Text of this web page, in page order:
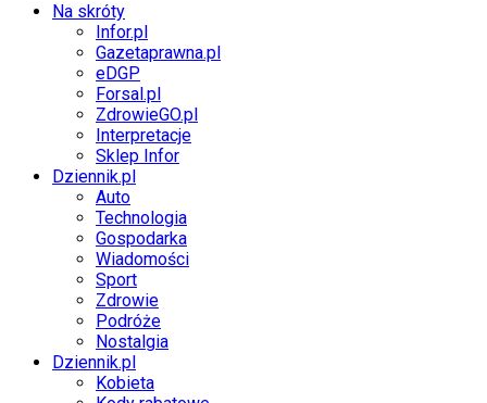
Na skróty
Infor.pl
Gazetaprawna.pl
eDGP
Forsal.pl
ZdrowieGO.pl
Interpretacje
Sklep Infor
Dziennik.pl
Auto
Technologia
Gospodarka
Wiadomości
Sport
Zdrowie
Podróże
Nostalgia
Dziennik.pl
Kobieta